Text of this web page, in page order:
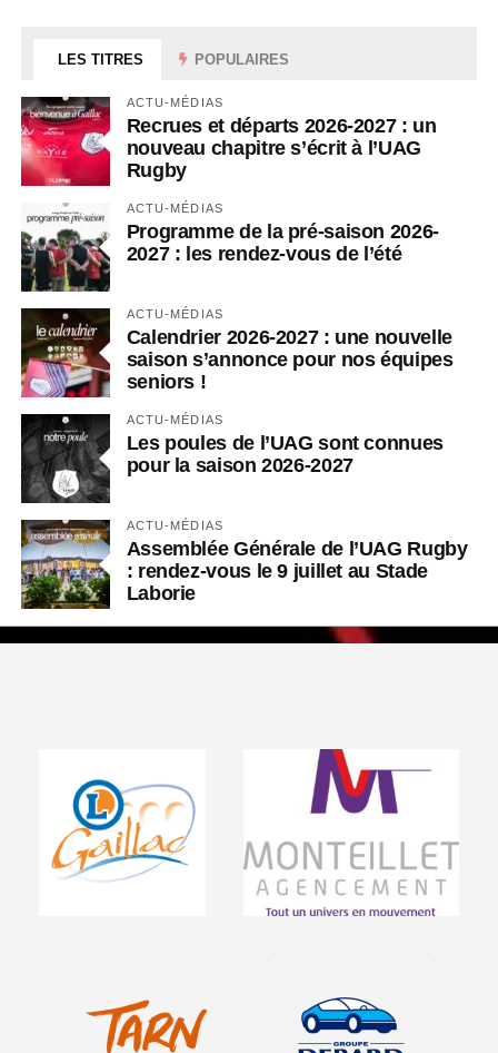
LES TITRES POPULAIRES
ACTU-MÉDIAS
Recrues et départs 2026-2027 : un
nouveau chapitre s’écrit à l’UAG
Rugby
ACTU-MÉDIAS
Programme de la pré-saison 2026-
2027 : les rendez-vous de l’été
ACTU-MÉDIAS
Calendrier 2026-2027 : une nouvelle
saison s’annonce pour nos équipes
seniors !
ACTU-MÉDIAS
Les poules de l’UAG sont connues
pour la saison 2026-2027
ACTU-MÉDIAS
Assemblée Générale de l’UAG Rugby
: rendez-vous le 9 juillet au Stade
Laborie